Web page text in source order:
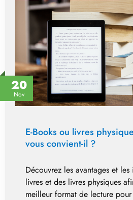
20
Nov
E-Books ou livres
vous convient-il ?
Découvrez les avantages et
livres et des livres physiques
meilleur format de lecture